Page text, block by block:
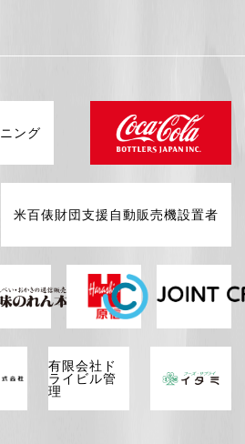
ング
米百俵財団支援自動販売機設置者
有限会社ド
ライビル管
理